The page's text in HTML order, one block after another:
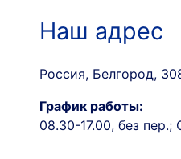
Наш адрес
Россия, Белгород,
График работы:
08.30-17.00, без